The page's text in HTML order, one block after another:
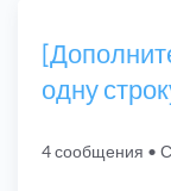
одну
4 сообщения •